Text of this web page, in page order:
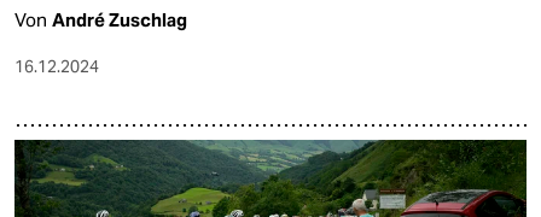
Von André Zuschlag
16.12.2024